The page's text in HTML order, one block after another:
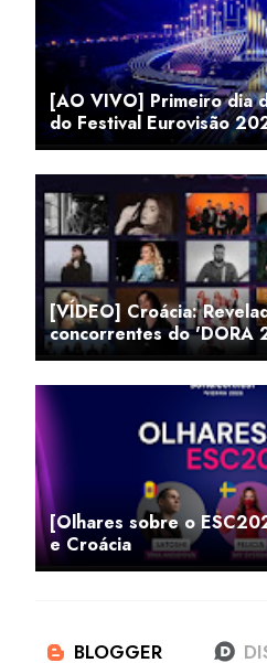
[AO VIVO] Primeiro dia
do Festival Eurovisão
[VÍDEO] Croácia:
concorrentes do 'DORA
[Olhares sobre o
e Croácia